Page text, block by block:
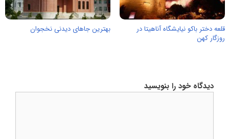
قلعه دختر باکو نیایشگاه آناهیتا در
روزگار کهن
بهترین جاهای دیدنی نخجوان
دیدگاه خود را بنویسید